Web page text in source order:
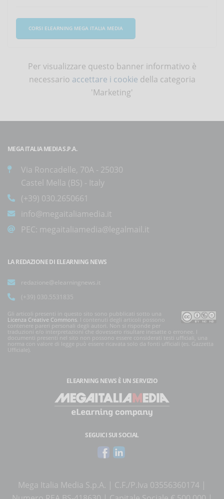
CORSI ELEARNING MEGA ITALIA MEDIA
Per visualizzare questo banner informativo è
necessario accettare i cookie della categoria
'Marketing'
MEGA ITALIA MEDIA S.P.A.
Via Roncadelle, 70A - 25030
Castel Mella (BS) - Italy
(+39) 030.2650661
info@megaitaliamedia.it
PEC: megaitaliamedia@legalmail.it
LA REDAZIONE DI ELEARNING NEWS
redazione@elearningnews.it
(+39) 030.5531835
Gli articoli presenti in questo sito sono pubblicati sotto una
Licenza Creative Commons. I contenuti degli articoli possono
contenere pareri personali degli autori. Non si risponde per
traduzioni e/o interpretazioni che dovessero risultare inesatte o erronee. I
documenti presenti nel sito non possono essere considerati testi ufficiali, una
norma con valore di legge può essere ricavata solo da fonti ufficiali (es. Gazzetta
Ufficiale).
ELEARNING NEWS È UN SERVIZIO
SEGUICI SUI SOCIAL
Mega Italia Media S.p.A. | C.F./P.Iva 03556360174 |